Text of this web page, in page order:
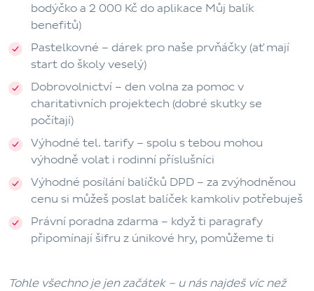
bodýčko a 2 000 Kč do aplikace Můj balík
benefitů)
Pastelkovné – dárek pro naše prvňáčky (ať mají
start do školy veselý)
Dobrovolnictví – den volna za pomoc v
charitativních projektech (dobré skutky se
počítají)
Výhodné tel. tarify – spolu s tebou mohou
výhodně volat i rodinní příslušníci
Výhodné posílání balíčků DPD – za zvýhodněnou
cenu si můžeš poslat balíček kamkoliv potřebuješ
Právní poradna zdarma – když ti paragrafy
připomínají šifru z únikové hry, pomůžeme ti
Tohle všechno je jen začátek – u nás najdeš víc než